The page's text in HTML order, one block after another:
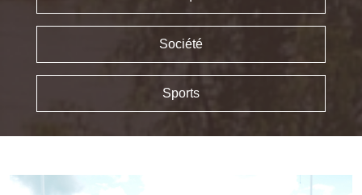
Société
Sports